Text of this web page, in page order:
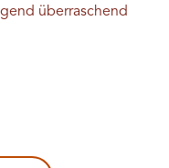
überraschend